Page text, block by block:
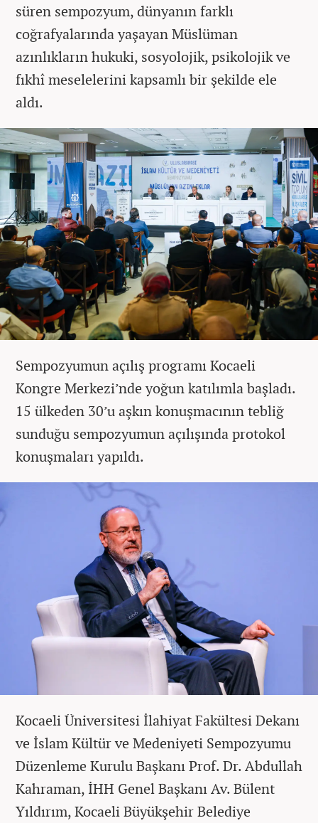
süren sempozyum, dünyanın farklı
coğrafyalarında yaşayan Müslüman
azınlıkların hukuki, sosyolojik, psikolojik ve
fıkhî meselelerini kapsamlı bir şekilde ele
aldı.
Sempozyumun açılış programı Kocaeli
Kongre Merkezi’nde yoğun katılımla başladı.
15 ülkeden 30’u aşkın konuşmacının tebliğ
sunduğu sempozyumun açılışında protokol
konuşmaları yapıldı.
Kocaeli Üniversitesi İlahiyat Fakültesi Dekanı
ve İslam Kültür ve Medeniyeti Sempozyumu
Düzenleme Kurulu Başkanı Prof. Dr. Abdullah
Kahraman, İHH Genel Başkanı Av. Bülent
Yıldırım, Kocaeli Büyükşehir Belediye